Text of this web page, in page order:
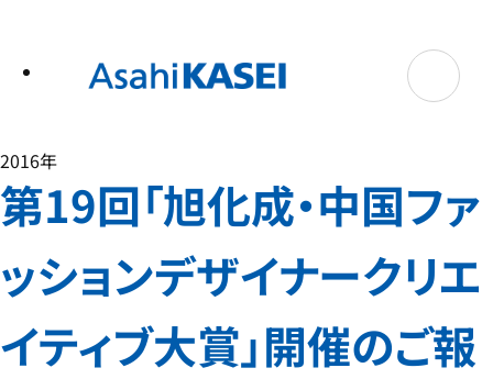
2016年
第19回「旭化成・中国ファ
ッションデザイナークリエ
イティブ大賞」開催のご報